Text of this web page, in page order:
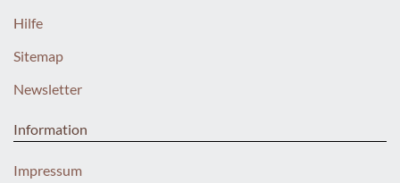
Hilfe
Sitemap
Newsletter
Information
Impressum